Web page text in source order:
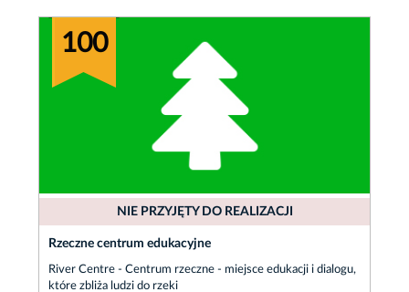
100
NIE PRZYJĘTY DO REALIZACJI
Rzeczne centrum edukacyjne
River Centre - Centrum rzeczne - miejsce edukacji i dialogu,
które zbliża ludzi do rzeki